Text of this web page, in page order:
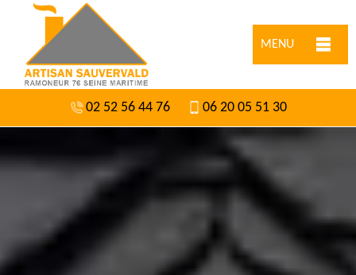
MENU
02 52 56 44 76 06 20 05 51 30